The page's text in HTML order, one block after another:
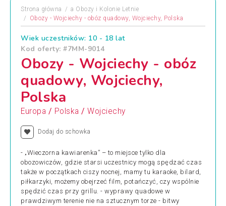
Strona główna a Obozy i Kolonie Letnie
Obozy - Wojciechy - obóz quadowy, Wojciechy, Polska
Wiek uczestników: 10 - 18 lat
Kod oferty: #7MM-9014
Obozy - Wojciechy - obóz
quadowy, Wojciechy,
Polska
Europa / Polska / Wojciechy
Dodaj do schowka
- „Wieczorna kawiarenka” – to miejsce tylko dla
obozowiczów, gdzie starsi uczestnicy mogą spędzać czas
także w początkach ciszy nocnej, mamy tu karaoke, bilard,
piłkarzyki, możemy obejrzeć film, potańczyć, czy wspólnie
spędzić czas przy grillu. - wyprawy quadowe w
prawdziwym terenie nie na sztucznym torze - bitwy